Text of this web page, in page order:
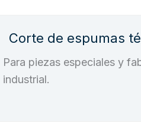
Corte de espumas
Para piezas especiales y
industrial.